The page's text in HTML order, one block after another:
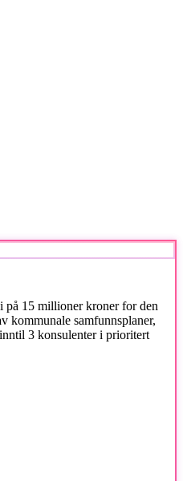
på 15 millioner kroner for den
kommunale samfunnsplaner,
3 konsulenter i prioritert